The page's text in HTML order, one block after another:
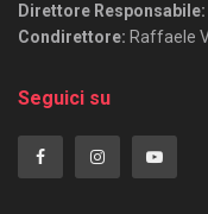
Direttore Responsabile:
Condirettore: Raffaele
Seguici su